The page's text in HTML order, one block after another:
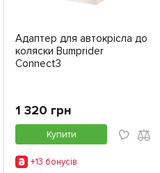
Адаптер для автокрісла до
коляски Bumprider
Connect3
1 320 грн
Купити
+13 бонусiв